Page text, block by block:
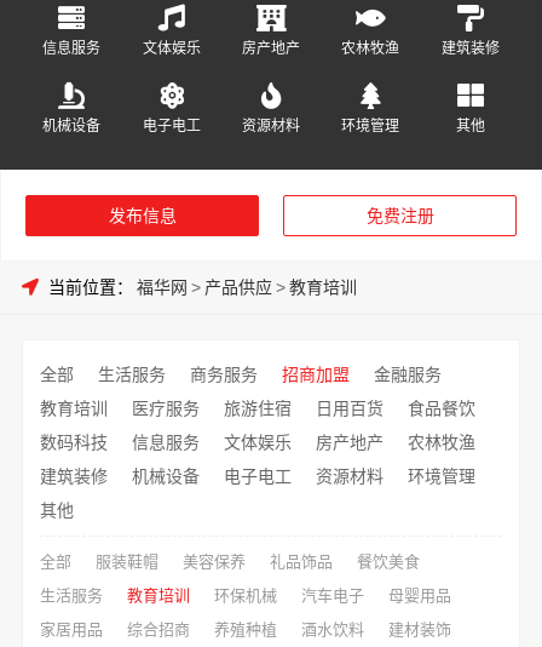
信息服务 文体娱乐 房产地产 农林牧渔 建筑装修
机械设备 电子电工 资源材料 环境管理 其他
发布信息 免费注册
当前位置： 福华网 > 产品供应>教育培训
全部 生活服务 商务服务 招商加盟
金融服务
教育培训
医疗服务 旅游住宿 日用百货
食品餐饮
数码科技
信息服务 文体娱乐 房产地产
农林牧渔
建筑装修
机械设备 电子电工 资源材料
环境管理
其他
全部 服装鞋帽 美容保养 礼品饰品
餐饮美食
生活服务
教育培训 环保机械 汽车电子
母婴用品
家居用品
综合招商 养殖种植 酒水饮料 建材装饰